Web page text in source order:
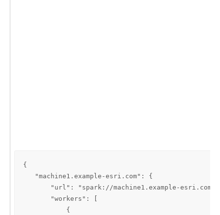
{
   "machine1.example-esri.com": {
"url": "spark://machine1.example-
       "workers": [
           {